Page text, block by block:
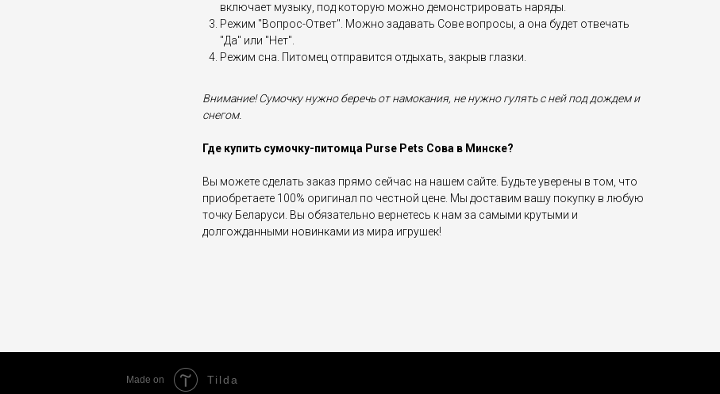
включает музыку, под которую можно демонстрировать наряды.
Режим "Вопрос-Ответ". Можно задавать Сове вопросы, а она будет отвечать
"Да" или "Нет".
Режим сна. Питомец отправится отдыхать, закрыв глазки.
Внимание! Сумочку нужно беречь от намокания, не нужно гулять с ней под дождем и
снегом.
Где купить сумочку-питомца Purse Pets Сова в Минске?
Вы можете сделать заказ прямо сейчас на нашем сайте. Будьте уверены в том, что
приобретаете 100% оригинал по честной цене. Мы доставим вашу покупку в любую
точку Беларуси. Вы обязательно вернетесь к нам за самыми крутыми и
долгожданными новинками из мира игрушек!
Made on Tilda